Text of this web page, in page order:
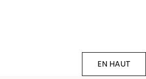
EN HAUT